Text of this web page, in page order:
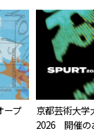
プ
京都芸術大学
2026 開催の